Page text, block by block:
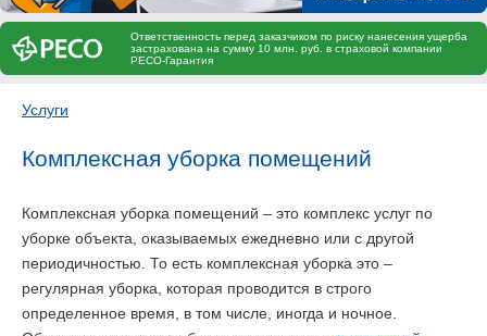
Ответственность перед заказчиком по риску нанесения ущерба
застрахована на сумму 10 млн. руб. в страховой компании
РЕСО-Гарантия
Услуги
Комплексная уборка помещений
Комплексная уборка помещений – это комплекс услуг по
уборке объекта, оказываемых ежедневно или с другой
периодичностью. То есть комплексная уборка это –
регулярная уборка, которая проводится в строго
определенное время, в том числе, иногда и ночное.